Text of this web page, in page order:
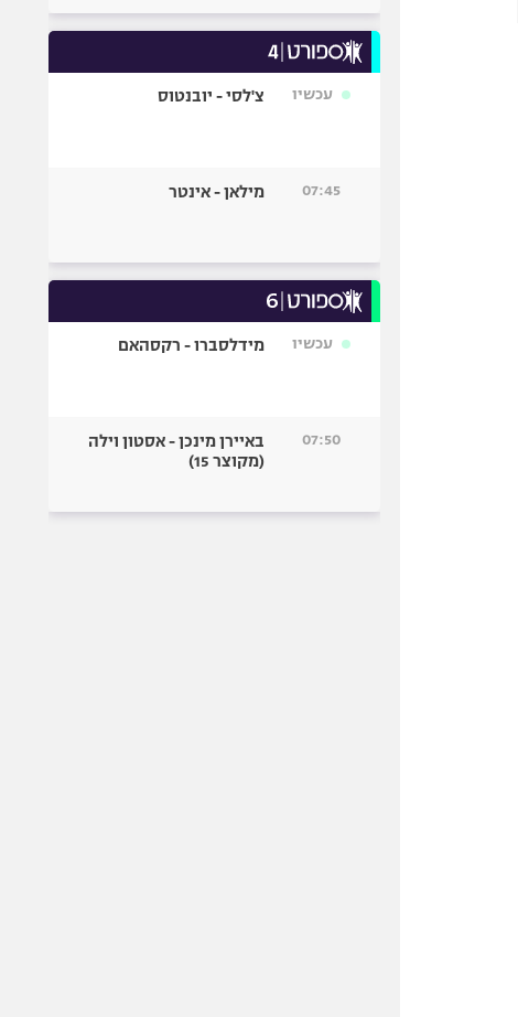
עכשיו צ'לסי - יובנטוס
07:45 מילאן - אינטר
עכשיו מידלסברו - רקסהאם
07:50
באיירן מינכן - אסטון וילה
(מקוצר 15)